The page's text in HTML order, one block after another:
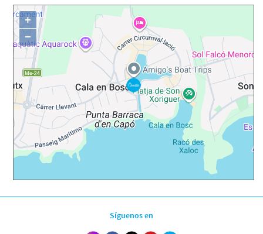
+
−
Síguenos en